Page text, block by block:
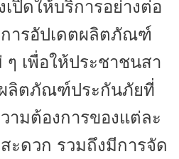
เปิดให้บริการอย่างต่อ
การอัปเดตผลิตภัณฑ์
ๆ เพื่อให้ประชาชนสา
ลิตภัณฑ์ประกันภัยที่
ามต้องการของแต่ละ
ะดวก รวมถึงมีการจัด